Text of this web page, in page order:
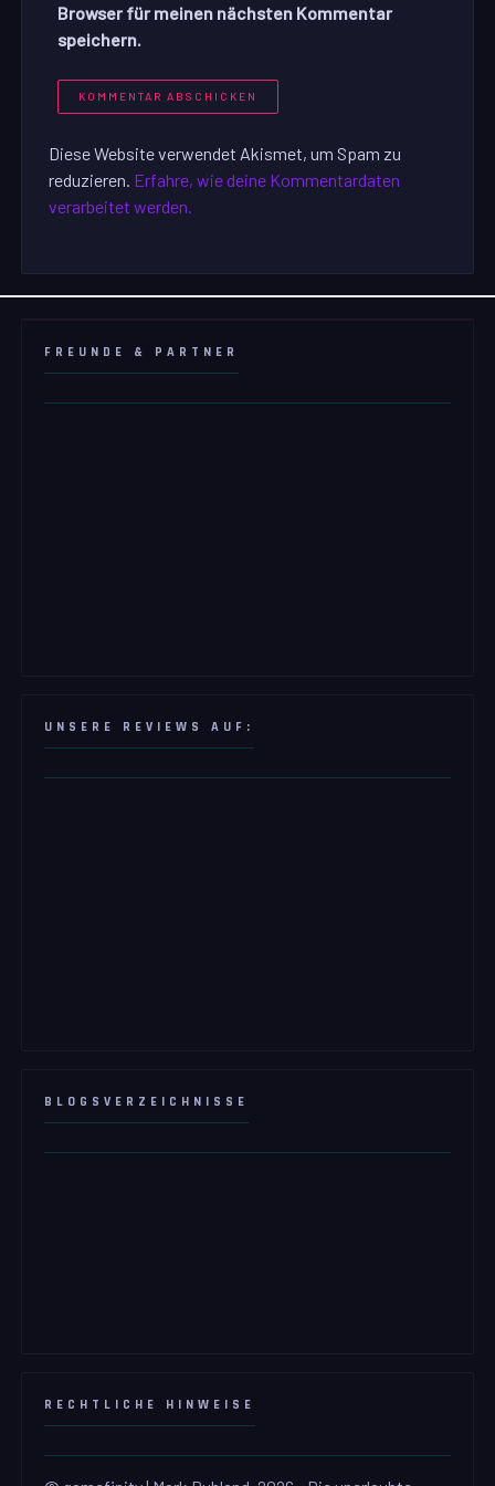
Browser für meinen nächsten Kommentar
speichern.
Diese Website verwendet Akismet, um Spam zu
reduzieren. Erfahre, wie deine Kommentardaten
verarbeitet werden.
FREUNDE & PARTNER
UNSERE REVIEWS AUF:
BLOGSVERZEICHNISSE
RECHTLICHE HINWEISE